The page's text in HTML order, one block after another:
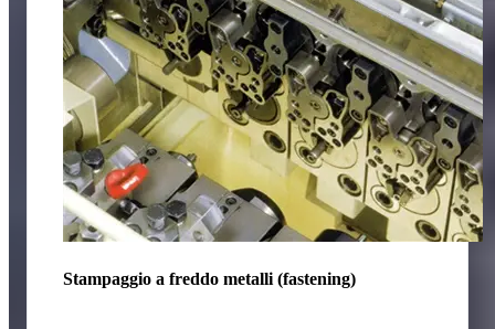
Stampaggio a freddo metalli (fastening)